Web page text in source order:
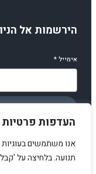
העדפות פרטיות
אנו משתמשים
תנועה. בלחיצה על
הירשמות אל
אימייל*